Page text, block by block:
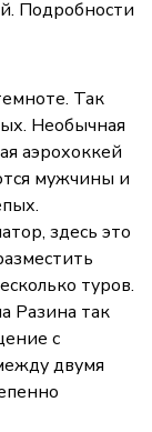
Подробности
Так
Необычная
аэрохоккей
мужчины и
здесь это
туров.
Разина так
с
двумя